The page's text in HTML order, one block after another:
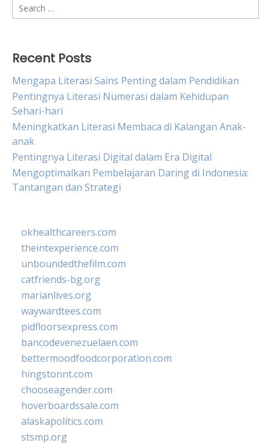
Search
for:
Recent Posts
Mengapa Literasi Sains Penting dalam Pendidikan
Pentingnya Literasi Numerasi dalam Kehidupan
Sehari-hari
Meningkatkan Literasi Membaca di Kalangan Anak-
anak
Pentingnya Literasi Digital dalam Era Digital
Mengoptimalkan Pembelajaran Daring di Indonesia:
Tantangan dan Strategi
okhealthcareers.com
theintexperience.com
unboundedthefilm.com
catfriends-bg.org
marianlives.org
waywardtees.com
pidfloorsexpress.com
bancodevenezuelaen.com
bettermoodfoodcorporation.com
hingstonnt.com
chooseagender.com
hoverboardssale.com
alaskapolitics.com
stsmp.org